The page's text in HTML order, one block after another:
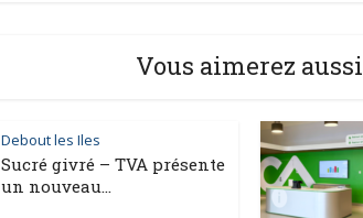
Vous aimerez aussi
Debout les Iles
Sucré givré – TVA présente
un nouveau...